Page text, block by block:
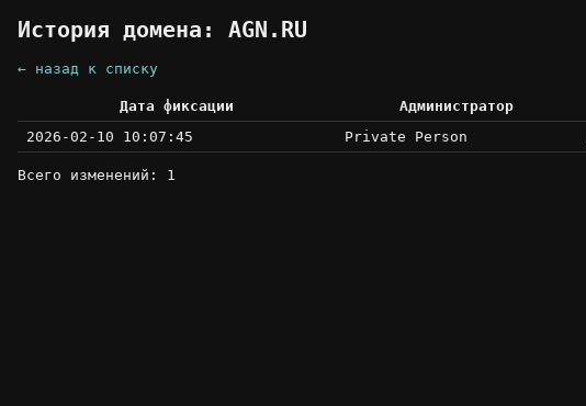
История домена: AGN.RU
← назад к списку
Дата фиксации Администратор
2026-02-10 10:07:45
Private Person
Всего изменений: 1